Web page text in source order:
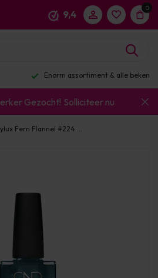
9,4
0
& alle bekende merken
Gezocht! Solliciteer nu
Fern Flannel #224 ...